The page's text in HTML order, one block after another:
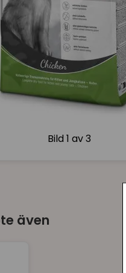
Bild1 av 3
även